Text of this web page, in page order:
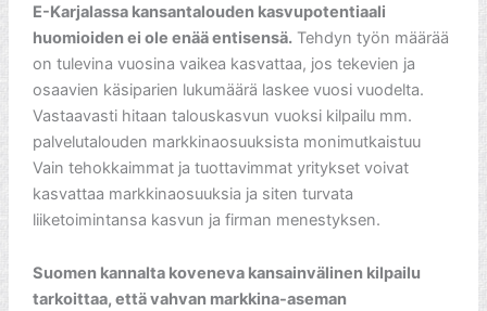
E-Karjalassa kansantalouden kasvupotentiaali
huomioiden ei ole enää entisensä.Tehdyn työn määrää
on tulevina vuosina vaikea kasvattaa, jos tekevien ja
osaavien käsiparien lukumäärä laskee vuosi vuodelta.
Vastaavasti hitaan talouskasvun vuoksi kilpailu mm.
palvelutalouden markkinaosuuksista monimutkaistuu
Vain tehokkaimmat ja tuottavimmat yritykset voivat
kasvattaa markkinaosuuksia ja siten turvata
liiketoimintansa kasvun ja firman menestyksen.
Suomen kannalta koveneva kansainvälinen kilpailu
tarkoittaa, että vahvan markkina-aseman